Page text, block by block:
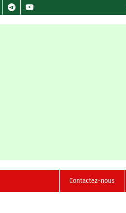
Contactez-nous